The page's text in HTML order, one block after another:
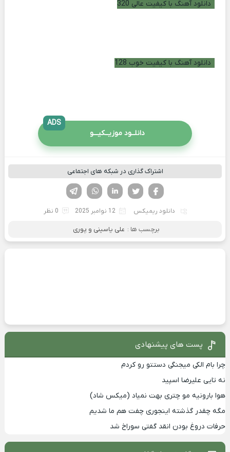
دانلود آهنگ با کیفیت عالی 320
دانلود آهنگ با کیفیت خوب 128
دانلــود موزیــکیـــو
ADS
اشتراک گذاری در شبکه های اجتماعی
لینکدین تویتر
فیسوک
دانلود ریمیکس 12 نوامبر 2025 0 نظر
برچسب ها : علی یاسینی و پوری
پست های پیشنهادی
چرا بام الکی میجنگی دستتو رو کردم
نه تایی علیرضا اسپید
هوا بارونیه مو چتری بهت نمیاد (میکس شاد)
مگه چقدر گذشته اینجوری چفت هم ما شدیم
حرفات دروغ بودن انقد گفتی سوراخ شد